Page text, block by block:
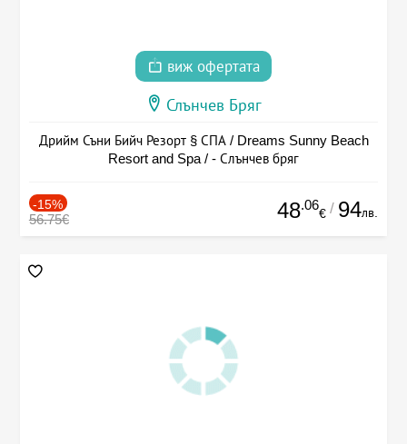
виж офертата
Слънчев Бряг
Дрийм Съни Бийч Резорт § СПА / Dreams Sunny Beach
Resort and Spa / - Слънчев бряг
-15%
56.75€ 48.06
€ / 94лв.